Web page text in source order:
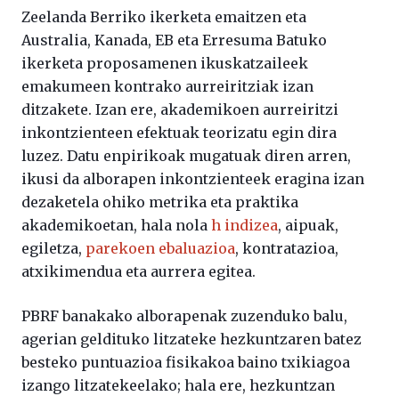
Zeelanda Berriko ikerketa emaitzen eta
Australia, Kanada, EB eta Erresuma Batuko
ikerketa proposamenen ikuskatzaileek
emakumeen kontrako aurreiritziak izan
ditzakete. Izan ere, akademikoen aurreiritzi
inkontzienteen efektuak teorizatu egin dira
luzez. Datu enpirikoak mugatuak diren arren,
ikusi da alborapen inkontzienteek eragina izan
dezaketela ohiko metrika eta praktika
akademikoetan, hala nola h indizea, aipuak,
egiletza, parekoen ebaluazioa, kontratazioa,
atxikimendua eta aurrera egitea.
PBRF banakako alborapenak zuzenduko balu,
agerian geldituko litzateke hezkuntzaren batez
besteko puntuazioa fisikakoa baino txikiagoa
izango litzatekeelako; hala ere, hezkuntzan